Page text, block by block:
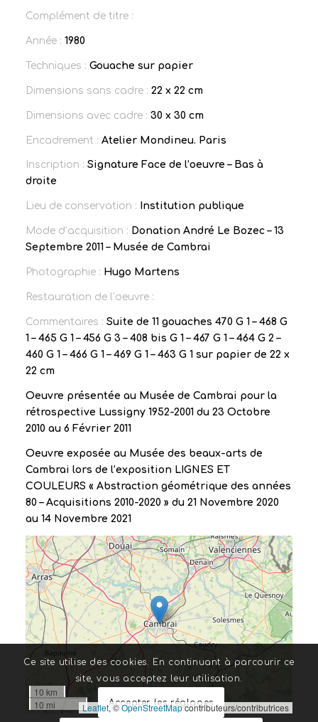
Complément de titre :
Année : 1980
Techniques : Gouache sur papier
Dimensions sans cadre : 22 x 22 cm
Dimensions avec cadre : 30 x 30 cm
Encadrement : Atelier Mondineu. Paris
Inscription : Signature Face de l’oeuvre – Bas à
droite
Lieu de conservation : Institution publique
Mode d’acquisition : Donation André Le Bozec – 13
Septembre 2011 – Musée de Cambrai
Photographie : Hugo Martens
Restauration de l’oeuvre :
Commentaires : Suite de 11 gouaches 470 G 1 – 468 G
1 – 465 G 1 – 456 G 3 – 408 bis G 1 – 467 G 1 – 464 G 2 –
460 G 1 – 466 G 1 – 469 G 1 – 463 G 1 sur papier de 22 x
22 cm
Oeuvre présentée au Musée de Cambrai pour la
rétrospective Lussigny 1952-2001 du 23 Octobre
2010 au 6 Février 2011
Oeuvre exposée au Musée des beaux-arts de
Cambrai lors de l’exposition LIGNES ET
COULEURS « Abstraction géométrique des années
80 – Acquisitions 2010-2020 » du 21 Novembre 2020
au 14 Novembre 2021
10 km
10 mi
Leaflet, ©OpenStreetMapcontributeurs/contributrices
Ce site utilise des cookies. En continuant à parcourir ce
site, vous acceptez leur utilisation.
Accepter les réglages